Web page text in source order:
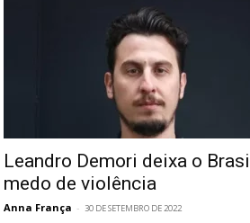
Leandro Demori deixa o
medo de violência
Anna França - 30 DE SETEMBRO DE 2022